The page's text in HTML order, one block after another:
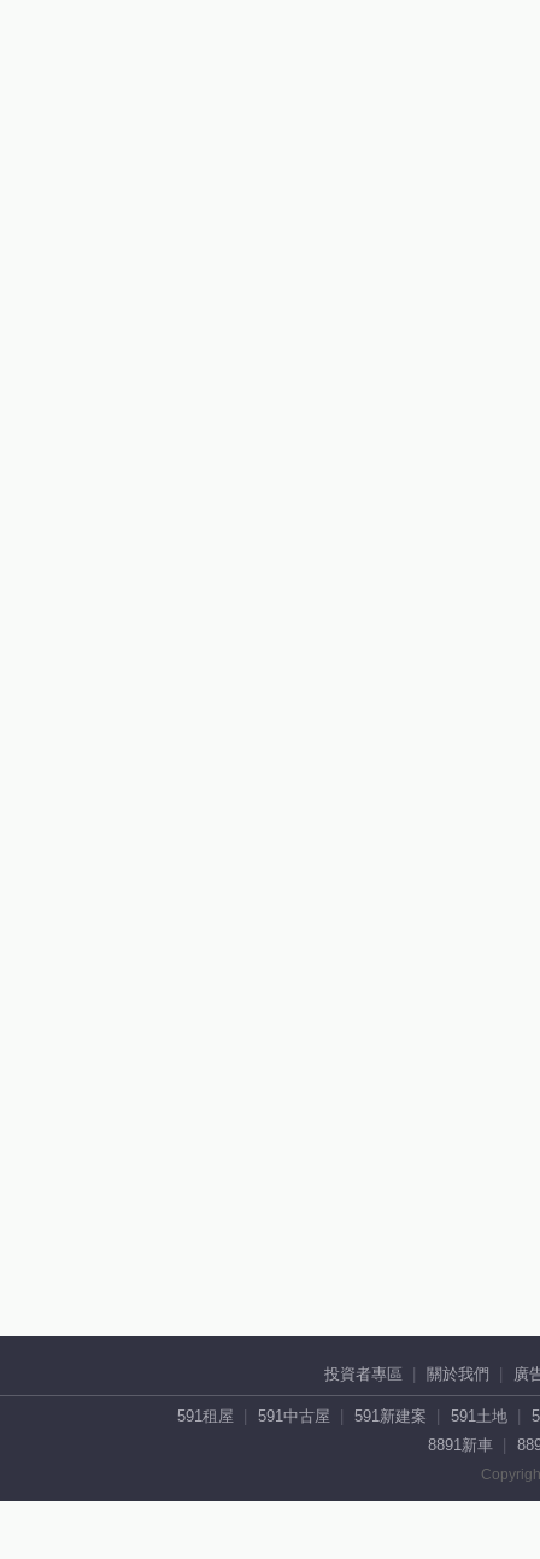
投資者專區 關於我們 廣
591租屋 591中古屋 591新建案 591土地
8891新車